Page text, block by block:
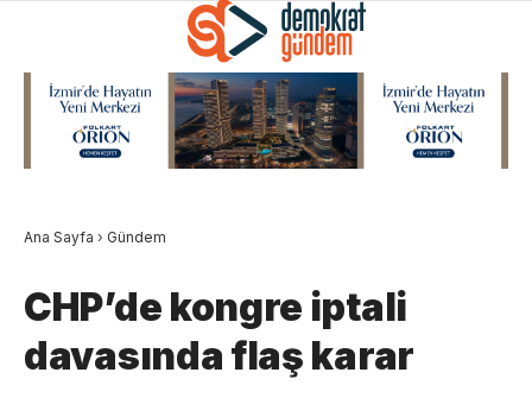
Ana Sayfa › Gündem
CHP’de kongre iptali
davasında flaş karar